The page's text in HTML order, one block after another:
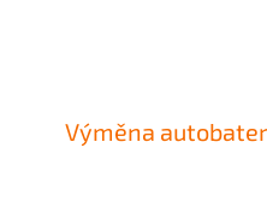
Výměna